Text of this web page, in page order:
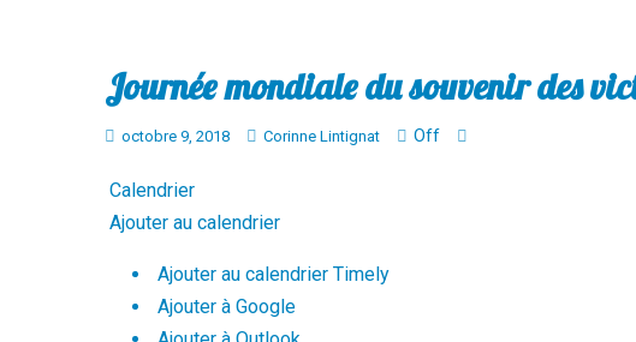
Journée mondiale du souvenir des
octobre 9, 2018 Corinne Lintignat Off
Calendrier
Ajouter au calendrier
Ajouter au calendrier Timely
Ajouter à Google